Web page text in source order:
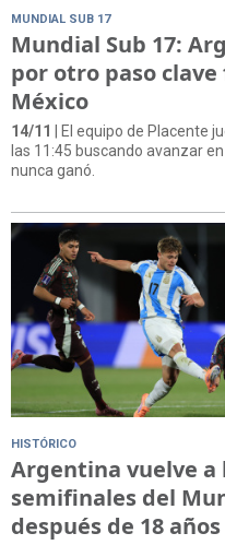
MUNDIAL SUB 17
Mundial Sub 17:
por otro paso
México
14/11
| El equipo de Placente
las 11:45 buscando avanzar
nunca ganó.
HISTÓRICO
Argentina vuelve a
semifinales del
después de 18 años